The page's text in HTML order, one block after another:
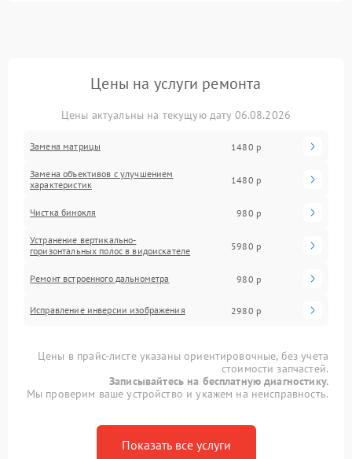
Цены на услуги ремонта
Цены актуальны на текущую дату 06.08.2026
Замена матрицы 1480 р
Замена объективов с улучшением
характеристик
1480 р
Чистка бинокля 980 р
Устранение вертикально-
горизонтальных полос в видоискателе
5980 р
Ремонт встроенного дальнометра 980 р
Исправление инверсии изображения 2980 р
Цены в прайс-листе указаны ориентировочные, без учета
стоимости запчастей.
Записывайтесь на бесплатную диагностику.
Мы проверим ваше устройство и укажем на неисправность.
Показать все услуги